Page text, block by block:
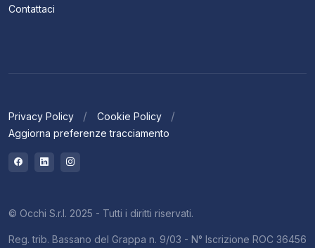
Contattaci
Privacy Policy
Cookie Policy
Aggiorna preferenze tracciamento
© Occhi S.r.l. 2025 - Tutti i diritti riservati.
Reg. trib. Bassano del Grappa n. 9/03 - N° Iscrizione ROC 36456